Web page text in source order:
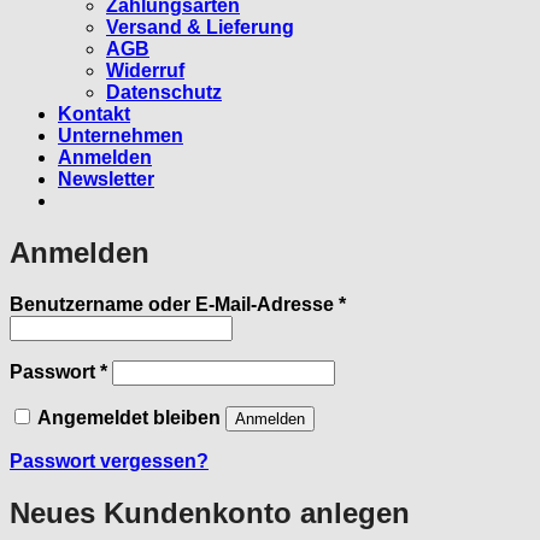
Zahlungsarten
Versand & Lieferung
AGB
Widerruf
Datenschutz
Kontakt
Unternehmen
Anmelden
Newsletter
Anmelden
Benutzername oder E-Mail-Adresse *Erforderlich
Passwort *Erforderlich
Angemeldet bleiben Anmelden
Passwort vergessen?
Neues Kundenkonto anlegen